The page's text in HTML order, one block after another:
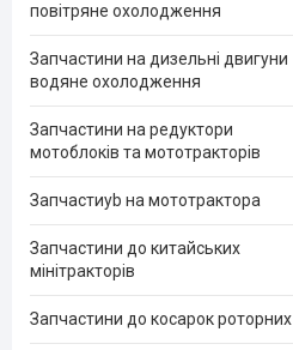
повітряне охолодження
Запчастини на дизельні двигуни
водяне охолодження
Запчастини на редуктори
мотоблоків та мототракторів
Запчастиyb на мототрактора
Запчастини до китайських
мінітракторів
Запчастини до косарок роторних